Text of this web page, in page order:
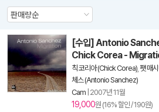
[수입] Antonio
Chick Corea -
칙 코리아 (Chick Corea) 팻 매
체스 (Antonio Sanchez)
Cam 2007년 11월
19,000원 (16% 할인 / 190원)